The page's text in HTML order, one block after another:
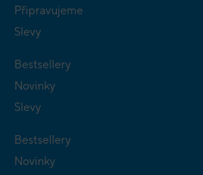
Připravujeme
Slevy
Bestsellery
Novinky
Slevy
Bestsellery
Novinky